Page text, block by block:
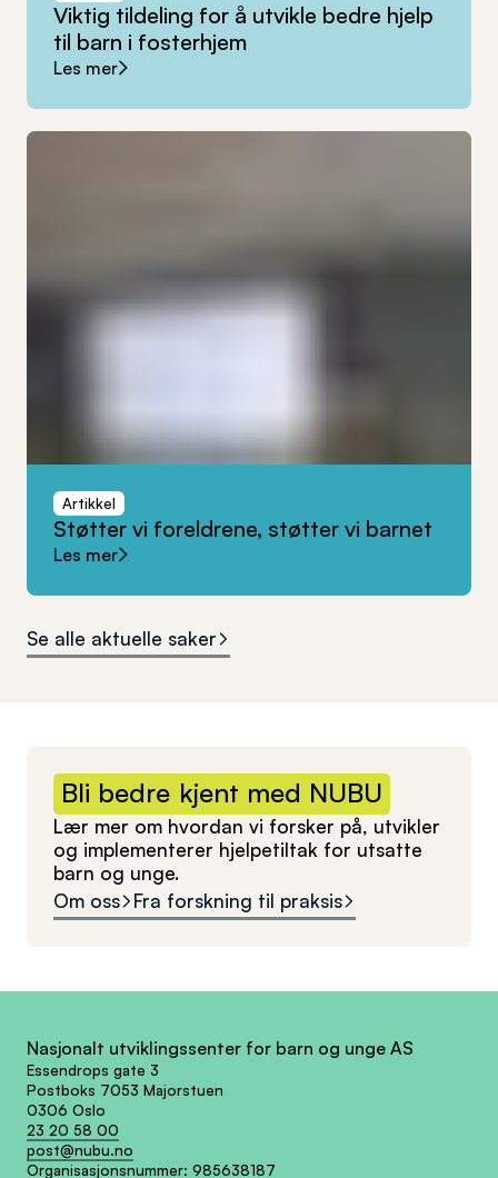
Viktig tildeling for å utvikle bedre hjelp
til barn i fosterhjem
Les mer
Artikkel
Støtter vi foreldrene, støtter vi barnet
Les mer
Se alle aktuelle saker
Bli bedre kjent med NUBU
Lær mer om hvordan vi forsker på, utvikler
og implementerer hjelpetiltak for utsatte
barn og unge.
Om oss
Fra forskning til praksis
Nasjonalt utviklingssenter for barn og unge AS
Essendrops gate 3
Postboks 7053 Majorstuen
0306 Oslo
23 20 58 00
post@nubu.no
Organisasjonsnummer: 985638187